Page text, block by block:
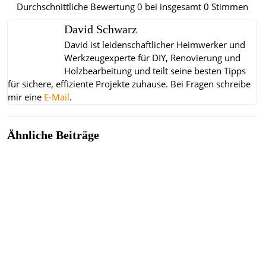
Durchschnittliche Bewertung0 bei insgesamt0 Stimmen
David Schwarz
David ist leidenschaftlicher Heimwerker und
Werkzeugexperte für DIY, Renovierung und
Holzbearbeitung und teilt seine besten Tipps
für sichere, effiziente Projekte zuhause. Bei Fragen schreibe
mir eine E-Mail.
Ähnliche Beiträge